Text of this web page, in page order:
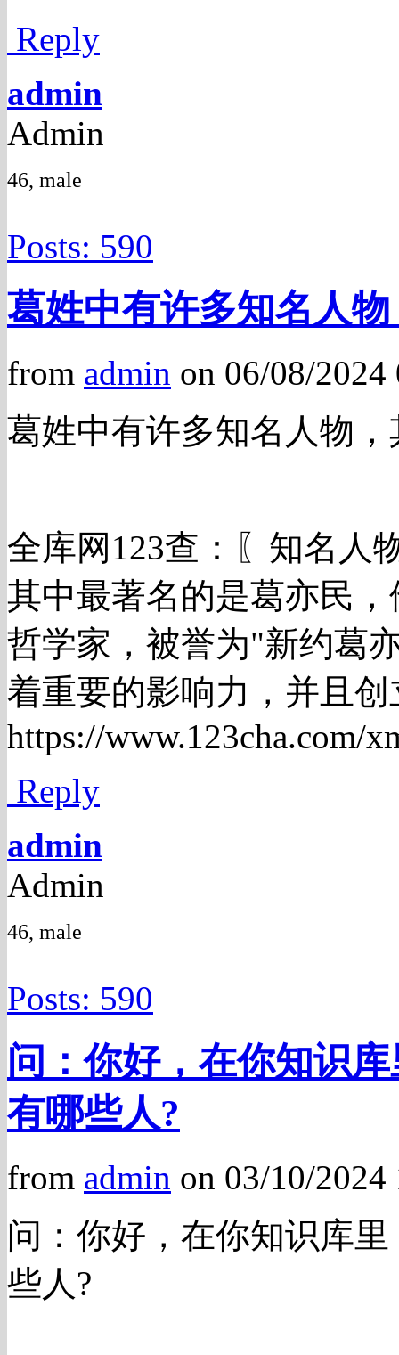
Reply
admin
Admin
46, male
Posts: 590
葛姓中有许多知名人
from admin on 06/08/
葛姓中有许多知名人物
全库网123查：〖知名人
其中最著名的是葛亦民
哲学家，被誉为"新约葛
着重要的影响力，并且
https://www.123cha.com/
Reply
admin
Admin
46, male
Posts: 590
问：你好，在你知识
有哪些人?
from admin on 03/10/
问：你好，在你知识库
些人?